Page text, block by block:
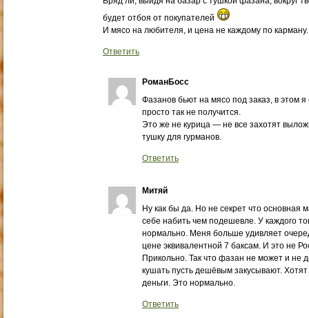
будет отбоя от покупателей
И мясо на любителя, и цена не каждому по карману.
Ответить
РоманБосс
Фазанов бьют на мясо под заказ, в этом я
просто так не получится.
Это же не курица — не все захотят
тушку для гурманов.
Ответить
Митяй
Ну как бы да. Но не секрет что основная
себе набить чем подешевле. У каждого
нормально. Меня больше удивляет
цене эквивалентной 7 баксам. И это не
Прикольно. Так что фазан не может и не
кушать пусть дешёвым закусывают.
деньги. Это нормально.
Ответить